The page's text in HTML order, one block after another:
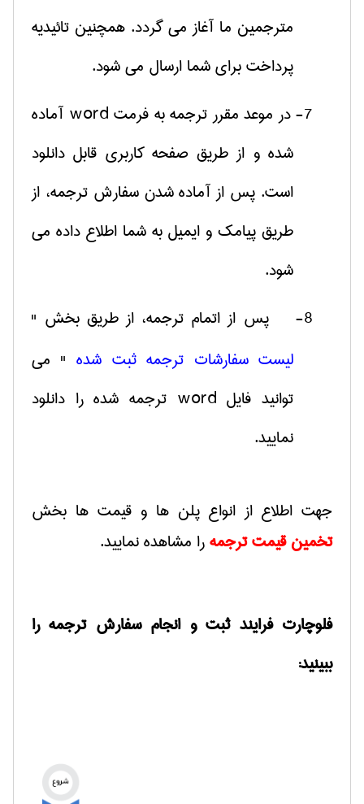
مترجمین ما آغاز می گردد. همچنین تائیدیه
پرداخت برای شما ارسال می شود.
7- در موعد مقرر ترجمه به فرمت
word آماده
شده و از طریق صفحه کاربری قابل دانلود
است. پس از آماده شدن سفارش ترجمه، از
طریق پیامک و ایمیل به شما اطلاع داده می
شود.
8- پس از اتمام ترجمه، از طریق بخش "
لیست سفارشات ترجمه ثبت شده " می
توانید فایل word ترجمه شده را دانلود
نمایید.
جهت اطلاع از انواع پلن ها و قیمت ها بخش
تخمین قیمت ترجمهرا مشاهده نمایید.
فلوچارت فرایند ثبت و انجام سفارش ترجمه را
ببینید: